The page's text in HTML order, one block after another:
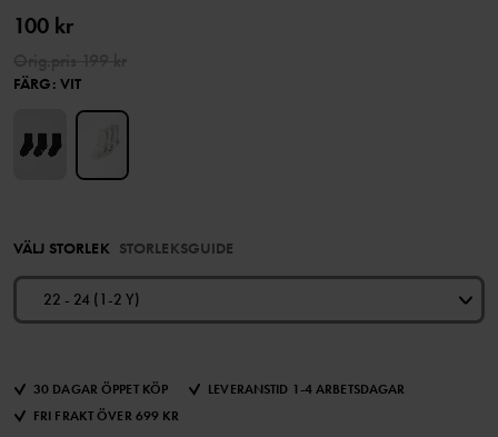
100 kr
FÄRG: VIT
VÄLJ STORLEK STORLEKSGUIDE
22 - 24 (1-2 Y)
30 DAGAR ÖPPET KÖP
LEVERANSTID 1-4 ARBETSDAGAR
FRI FRAKT ÖVER 699 KR